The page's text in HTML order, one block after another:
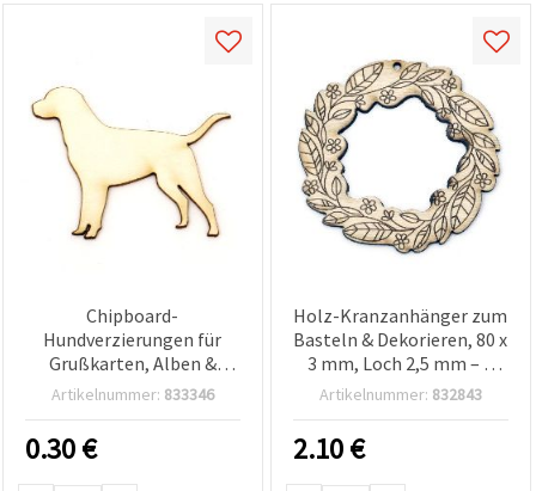
Chipboard-
Hundverzierungen für
Grußkarten, Alben &
Scrapbooking, 40 x 50 x 1
Artikelnummer: 833346
0.30€
Holz-Kranzanhänger zum
Basteln & Dekorieren, 80 x
3 mm, Loch 2,5 mm – 2
Stück
Artikelnummer: 832843
2.10€